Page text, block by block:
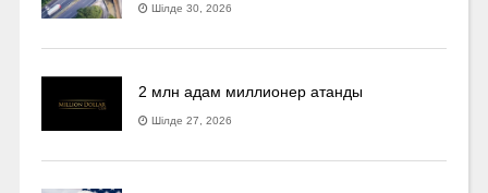
Шілде 30, 2026
2 млн адам миллионер атанды
Шілде 27, 2026